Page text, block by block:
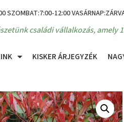
SZOMBAT:7:00-12:00
családi vállalkozás, amely
KISKER ÁRJEGYZÉK